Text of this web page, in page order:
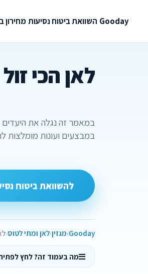
Gooday השוואת ביטוח נסיעותמחירון
לאן הכי
במאמר זה נגלה את היעדים
במבצעים ועונות
להשוואת ביטוח
Gooday מגזין לאן ומתי לטוס
מה בעמוד זה? לחץ